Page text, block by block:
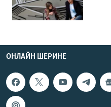
ОНЛАЙН ШЕРИНЕ